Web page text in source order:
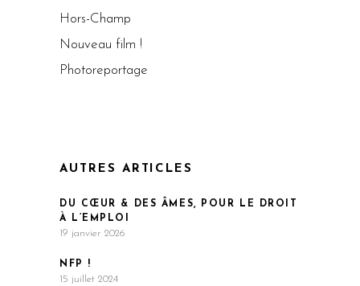
Hors-Champ
Nouveau film !
Photoreportage
AUTRES ARTICLES
DU CŒUR & DES ÂMES, POUR LE DROIT
À L’EMPLOI
19 janvier 2026
NFP !
15 juillet 2024